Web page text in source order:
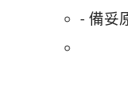
- 備妥